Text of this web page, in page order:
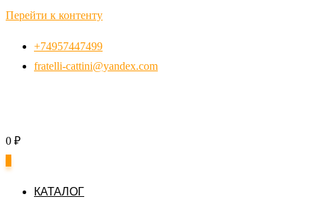
Перейти к контенту
+74957447499
fratelli-cattini@yandex.com
0 ₽
КАТАЛОГ